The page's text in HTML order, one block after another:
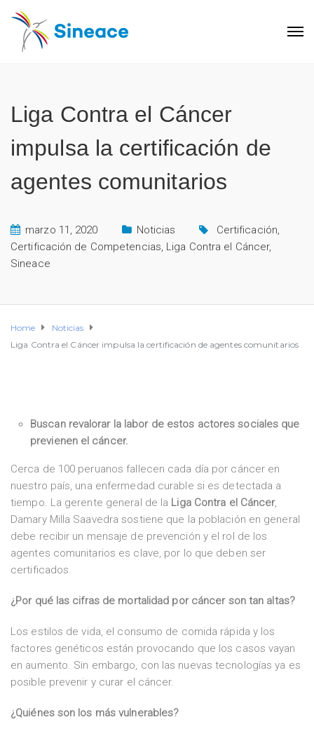
Liga Contra el Cáncer
impulsa la certificación de
agentes comunitarios
marzo 11, 2020 Noticias Certificación,
Certificación de Competencias, Liga Contra el Cáncer,
Sineace
Home
Noticias
Liga Contra el Cáncer impulsa la certificación de agentes comunitarios
Buscan revalorar la labor de estos actores sociales que
previenen el cáncer.
Cerca de 100 peruanos fallecen cada día por cáncer en
nuestro país, una enfermedad curable si es detectada a
tiempo. La gerente general de la Liga Contra el Cáncer,
Damary Milla Saavedra sostiene que la población en general
debe recibir un mensaje de prevención y el rol de los
agentes comunitarios es clave, por lo que deben ser
certificados.
¿Por qué las cifras de mortalidad por cáncer son tan altas?
Los estilos de vida, el consumo de comida rápida y los
factores genéticos están provocando que los casos vayan
en aumento. Sin embargo, con las nuevas tecnologías ya es
posible prevenir y curar el cáncer.
¿Quiénes son los más vulnerables?